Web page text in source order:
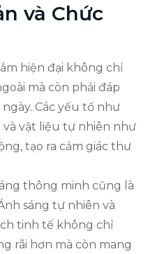
và Chức
hiện đại không chỉ
mà còn phải đáp
Các yếu tố như
và vật liệu tự nhiên như
tạo ra cảm giác thư
thông minh cũng là
sáng tự nhiên và
tinh tế không chỉ
rãi hơn mà còn mang